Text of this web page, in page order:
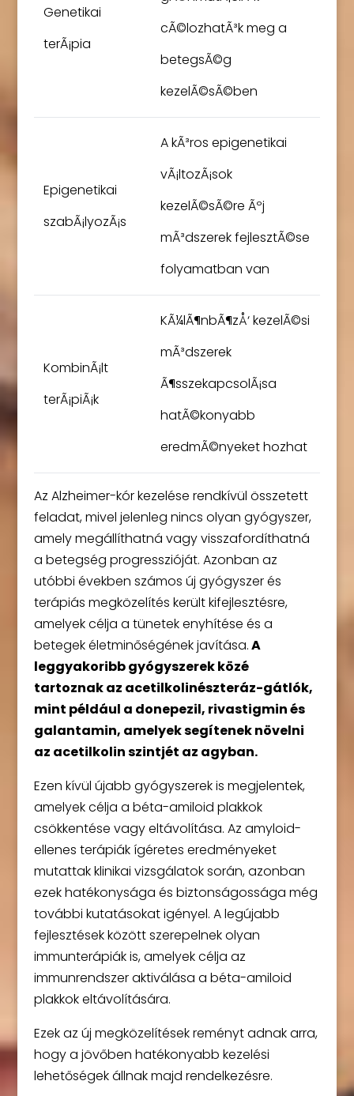
Genetikai
terÃ¡pia
cÃ©lozhatÃ³k meg a
betegsÃ©g
kezelÃ©sÃ©ben
Epigenetikai
szabÃ¡lyozÃ¡s
A kÃ³ros epigenetikai
vÃ¡ltozÃ¡sok
kezelÃ©sÃ©re Ãºj
mÃ³dszerek fejlesztÃ©se
folyamatban van
KombinÃ¡lt
terÃ¡piÃ¡k
KÃ¼lÃ¶nbÃ¶zÅ‘ kezelÃ©si
mÃ³dszerek
Ã¶sszekapcsolÃ¡sa
hatÃ©konyabb
eredmÃ©nyeket hozhat
Az Alzheimer-kór kezelése rendkívül összetett
feladat, mivel jelenleg nincs olyan gyógyszer,
amely megállíthatná vagy visszafordíthatná
a betegség progresszióját. Azonban az
utóbbi években számos új gyógyszer és
terápiás megközelítés került kifejlesztésre,
amelyek célja a tünetek enyhítése és a
betegek életminőségének javítása.A
leggyakoribb gyógyszerek közé
tartoznak az acetilkolinészteráz-gátlók,
mint például a donepezil, rivastigmin és
galantamin, amelyek segítenek növelni
az acetilkolin szintjét az agyban.
Ezen kívül újabb gyógyszerek is megjelentek,
amelyek célja a béta-amiloid plakkok
csökkentése vagy eltávolítása. Az amyloid-
ellenes terápiák ígéretes eredményeket
mutattak klinikai vizsgálatok során, azonban
ezek hatékonysága és biztonságossága még
további kutatásokat igényel. A legújabb
fejlesztések között szerepelnek olyan
immunterápiák is, amelyek célja az
immunrendszer aktiválása a béta-amiloid
plakkok eltávolítására.
Ezek az új megközelítések reményt adnak arra,
hogy a jövőben hatékonyabb kezelési
lehetőségek állnak majd rendelkezésre.